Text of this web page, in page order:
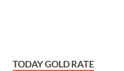
TODAY GOLD RATE